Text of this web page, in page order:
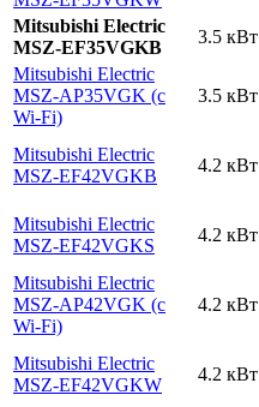
Mitsubishi Electric
MSZ-EF35VGKB
3.5 кВт
Mitsubishi Electric
MSZ-AP35VGK (с
Wi-Fi)
3.5 кВт
Mitsubishi Electric
MSZ-EF42VGKB
4.2 кВт
Mitsubishi Electric
MSZ-EF42VGKS
4.2 кВт
Mitsubishi Electric
MSZ-AP42VGK (с
Wi-Fi)
4.2 кВт
Mitsubishi Electric
MSZ-EF42VGKW
4.2 кВт